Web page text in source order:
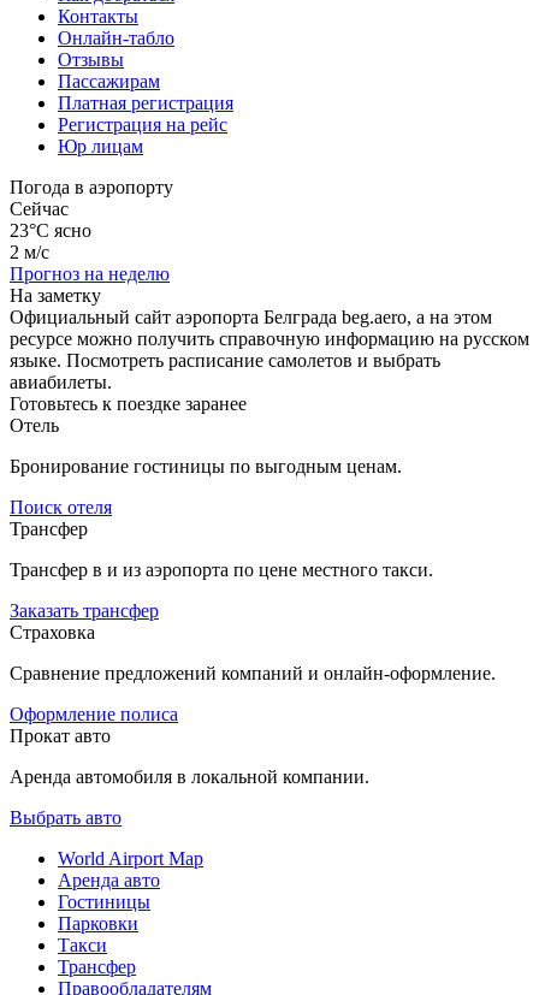
Контакты
Онлайн-табло
Отзывы
Пассажирам
Платная регистрация
Регистрация на рейс
Юр лицам
Погода в аэропорту
Сейчас
23°C ясно
2 м/с
Прогноз на неделю
На заметку
Официальный сайт аэропорта Белграда beg.aero, а на этом
ресурсе можно получить справочную информацию на русском
языке. Посмотреть расписание самолетов и выбрать
авиабилеты.
Готовьтесь к поездке заранее
Отель
Бронирование гостиницы по выгодным ценам.
Поиск отеля
Трансфер
Трансфер в и из аэропорта по цене местного такси.
Заказать трансфер
Страховка
Сравнение предложений компаний и онлайн-оформление.
Оформление полиса
Прокат авто
Аренда автомобиля в локальной компании.
Выбрать авто
World Airport Map
Аренда авто
Гостиницы
Парковки
Такси
Трансфер
Правообладателям